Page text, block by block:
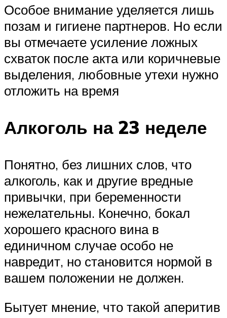
Особое внимание уделяется лишь
позам и гигиене партнеров. Но если
вы отмечаете усиление ложных
схваток после акта или коричневые
выделения, любовные утехи нужно
отложить на время
Алкоголь на 23 неделе
Понятно, без лишних слов, что
алкоголь, как и другие вредные
привычки, при беременности
нежелательны. Конечно, бокал
хорошего красного вина в
единичном случае особо не
навредит, но становится нормой в
вашем положении не должен.
Бытует мнение, что такой аперитив